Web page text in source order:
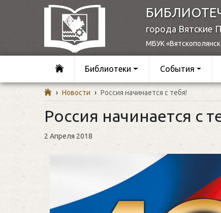
города Вятские
МБУК
Библиотеки События
› Новости › Россия начинается с тебя!
Россия начинается с
2 Апреля 2018